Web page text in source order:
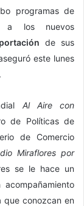
programas de
a los nuevos
de sus
este lunes
Al Aire con
de Políticas de
de Comercio
Miraflores por
se le hace un
que conozcan en